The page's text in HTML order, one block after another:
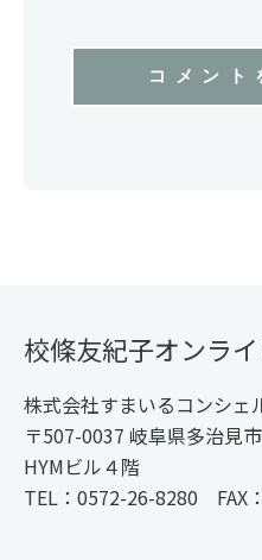
Footer
校條友紀子オンラ
株式会社すまいるコンシェ
〒507-0037 岐阜県多治見
HYMビル４階
TEL：0572-26-8280 FAX